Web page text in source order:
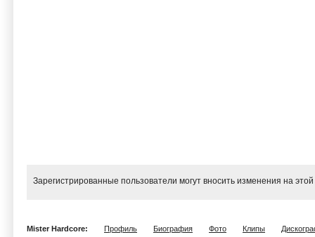
Зарегистрированные пользователи могут вносить изменения на
Mister Hardcore: Профиль Биография Фото Клипы